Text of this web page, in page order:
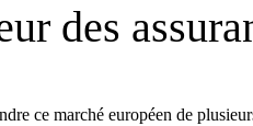
des
ce marché européen de